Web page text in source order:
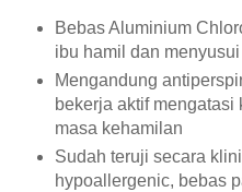
Bebas Aluminium
ibu hamil dan menyusui
Mengandung
bekerja aktif
masa kehamilan
Sudah teruji secara
hypoallergenic, bebas